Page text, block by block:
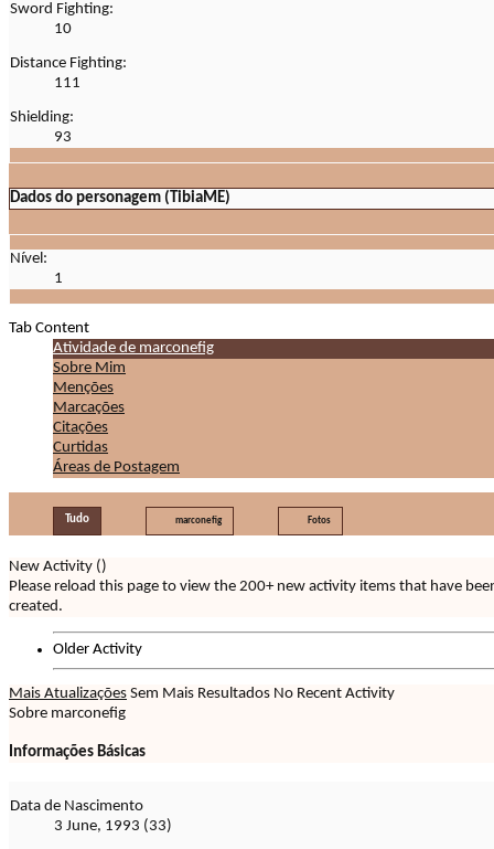
Sword Fighting:
10
Distance Fighting:
111
Shielding:
93
Dados do personagem (TibiaME)
Nível:
1
Tab Content
Atividade de marconefig
Sobre Mim
Menções
Marcações
Citações
Curtidas
Áreas de Postagem
Tudo marconefig Fotos
New Activity ()
Please reload this page to view the 200+ new activity items that have
created.
Older Activity
Mais Atualizações Sem Mais Resultados No Recent Activity
Sobre marconefig
Informações Básicas
Data de Nascimento
3 June, 1993 (33)